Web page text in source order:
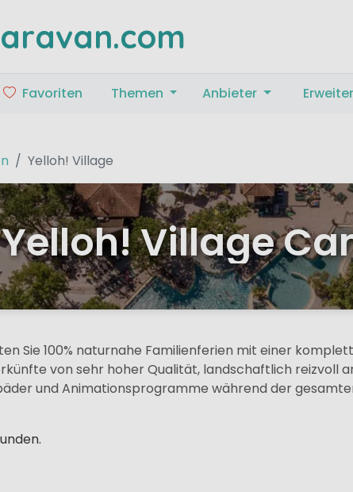
Favoriten Themen Anbieter
Yelloh! Village
Yelloh! Village
Sie 100% naturnahe Familienferien mit einer
von sehr hoher Qualität, landschaftlich reizvoll
und Animationsprogramme während der